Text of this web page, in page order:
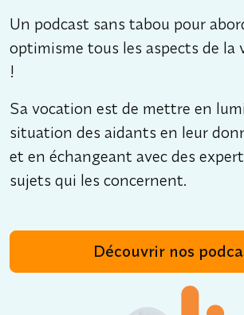
Un podcast sans tabou pour
optimisme tous les aspects de la
!
Sa vocation est de mettre en
situation des aidants en leur
et en échangeant avec des
sujets qui les concernent.
Découvrir nos